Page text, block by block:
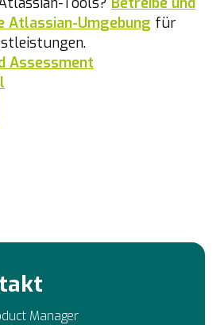
Atlassian-Umgebung für
Assessment
Manager